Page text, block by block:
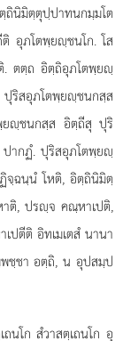
นิมิตฺตุปฺปาทนกมฺมโต
อุภโตพฺยฺชนโก. โส
. ตตฺถ อิตฺถิอุภโตพฺยฺ
ริสอุภโตพฺยฺชนกสฺส
ฺชนกสฺส อิตฺถีสุ ปุริ
ากฏํ. ปุริสอุภโตพฺยฺ
ฉนฺนํ โหติ, อิตฺถินิมิตฺ
ติ, ปรฺจ คณฺหาเปติ,
ตีติ อิทเมเตสํ นานา
ชฺชา อตฺถิ, น อุปสมฺป
นโก สํวาสตฺเถนโก อุ